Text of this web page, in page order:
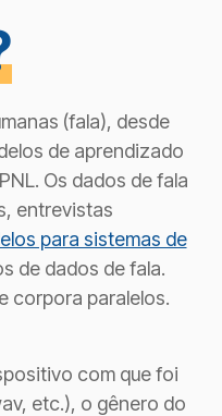
(fala), desde
de aprendizado
Os dados de fala
entrevistas
para sistemas de
de dados de fala.
corpora paralelos.
com que foi
etc.), o gênero do